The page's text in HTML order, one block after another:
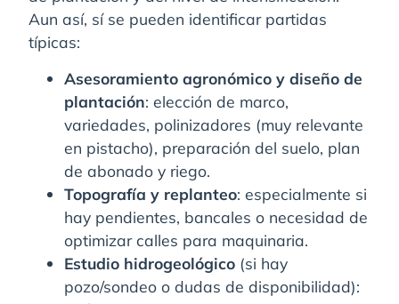
Aun así, sí se pueden identificar partidas
típicas:
Asesoramiento agronómico y diseño de
plantación: elección de marco,
variedades, polinizadores (muy relevante
en pistacho), preparación del suelo, plan
de abonado y riego.
Topografía y replanteo: especialmente si
hay pendientes, bancales o necesidad de
optimizar calles para maquinaria.
Estudio hidrogeológico (si hay
pozo/sondeo o dudas de disponibilidad):